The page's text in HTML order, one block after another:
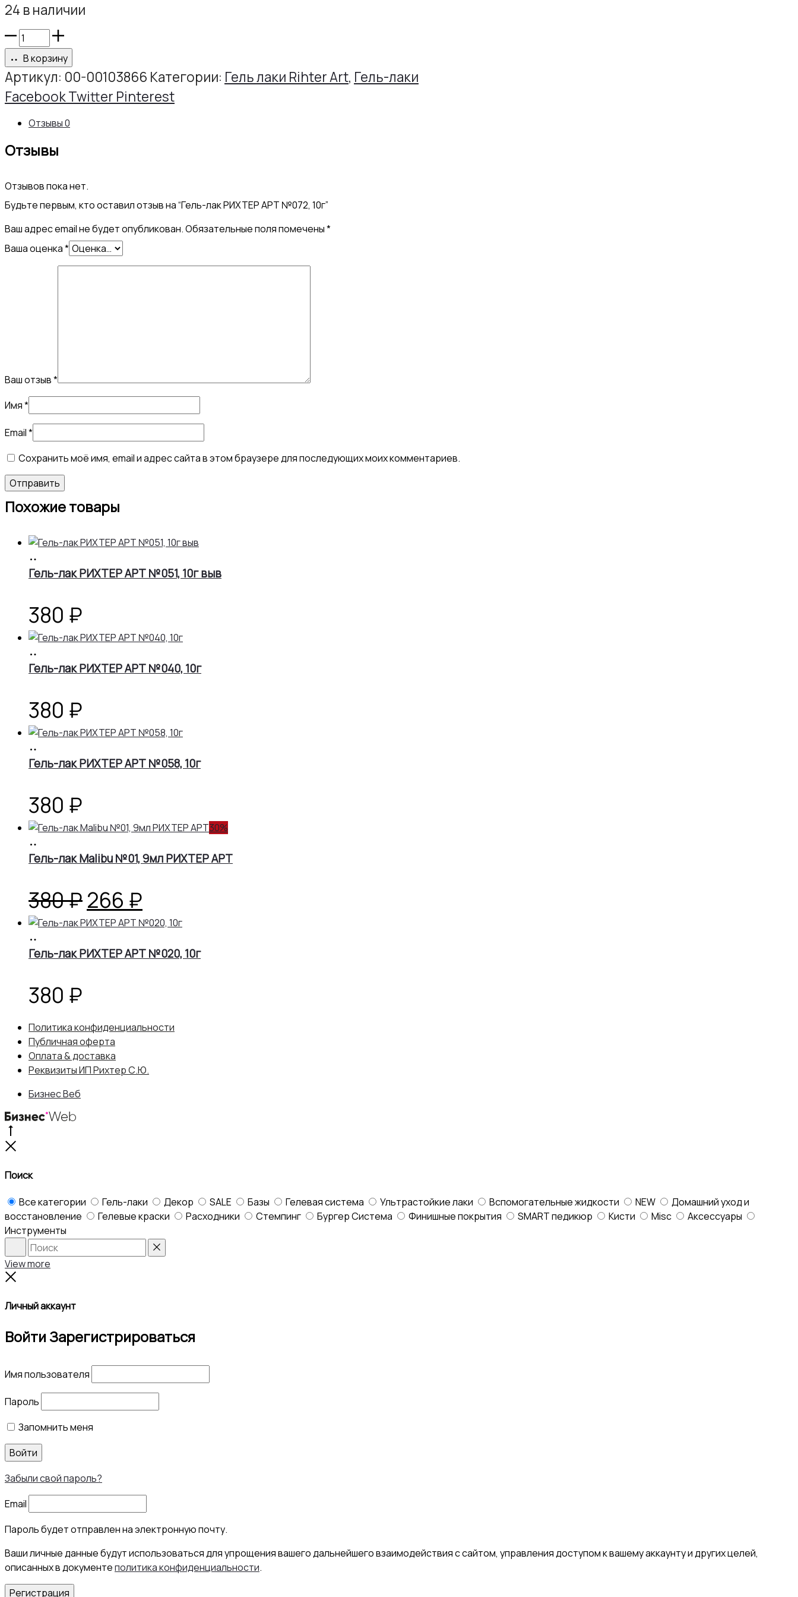
24 в наличии
Количество
товара
Гель-
лак
АРТ
№072,
В корзину
Артикул: 00-00103866 Категории: Гель лаки Rihter Art, Гель-лаки
Share
FacebookTwitter Pinterest
Отзывы0
Отзывы
Отзывов пока нет.
Будьте первым, кто оставил отзыв на “Гель-лак РИХТЕР АРТ №072, 10г”
Ваш адрес email не будет опубликован.Обязательные поля помечены*
Ваша оценка*
Ваш отзыв*
Имя*
Email*
Сохранить моё имя, email и адрес сайта в этом браузере для последующих моих комментариев.
Похожие товары
корзину
Гель-лак РИХТЕР АРТ №051, 10г выв
380 ₽
корзину
Гель-лак РИХТЕР АРТ №040, 10г
380 ₽
корзину
Гель-лак РИХТЕР АРТ №058, 10г
380 ₽
30%
корзину
Гель-лак Malibu №01, 9мл РИХТЕР АРТ
380₽Первоначальная
цена
составляла
266 ₽
цена:
266 ₽.
корзину
Гель-лак РИХТЕР АРТ №020, 10г
380 ₽
Политика конфиденциальности
Публичная оферта
Оплата & доставка
Реквизиты ИП Рихтер С.Ю.
Бизнес Веб
Поиск
Все категории Гель-лаки Декор SALE Базы Гелевая система Ультрастойкие лаки Вспомогательные жидкости NEW
Домашний уход и
восстановление
Гелевые краски Расходники Стемпинг Бургер Система Финишные покрытия SMART педикюр Кисти Misc
Аксессуары
Инструменты
Search
View more
Личный аккаунт
ВойтиЗарегистрироваться
Имя пользователя
Пароль
Запомнить меня
Войти
Забыли свой пароль?
Email
Пароль будет отправлен на электронную почту.
Ваши личные данные будут использоваться для упрощения вашего дальнейшего взаимодействия с сайтом, управления доступом к вашему аккаунту и других целей,
описанных в документеполитика конфиденциальности.
Регистрация